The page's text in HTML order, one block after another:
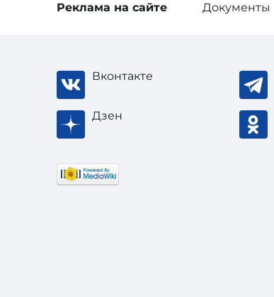
Реклама на сайте Документы
Вконтакте
Дзен